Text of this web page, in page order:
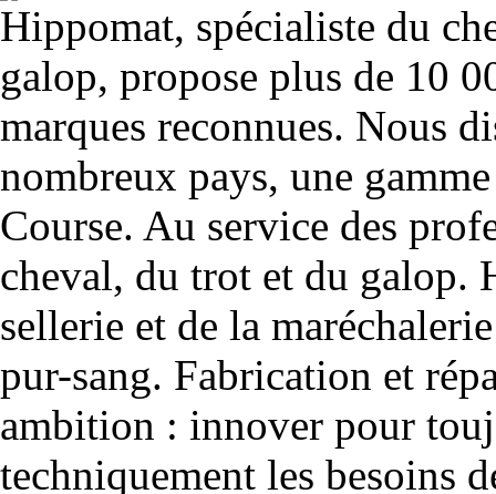
Hippomat, spécialiste du
galop, propose plus de 10
marques reconnues. Nous
nombreux pays, une
Course. Au service des
cheval, du trot et du galop.
sellerie et de la
pur-sang. Fabrication et
ambition : innover pour
techniquement les besoins